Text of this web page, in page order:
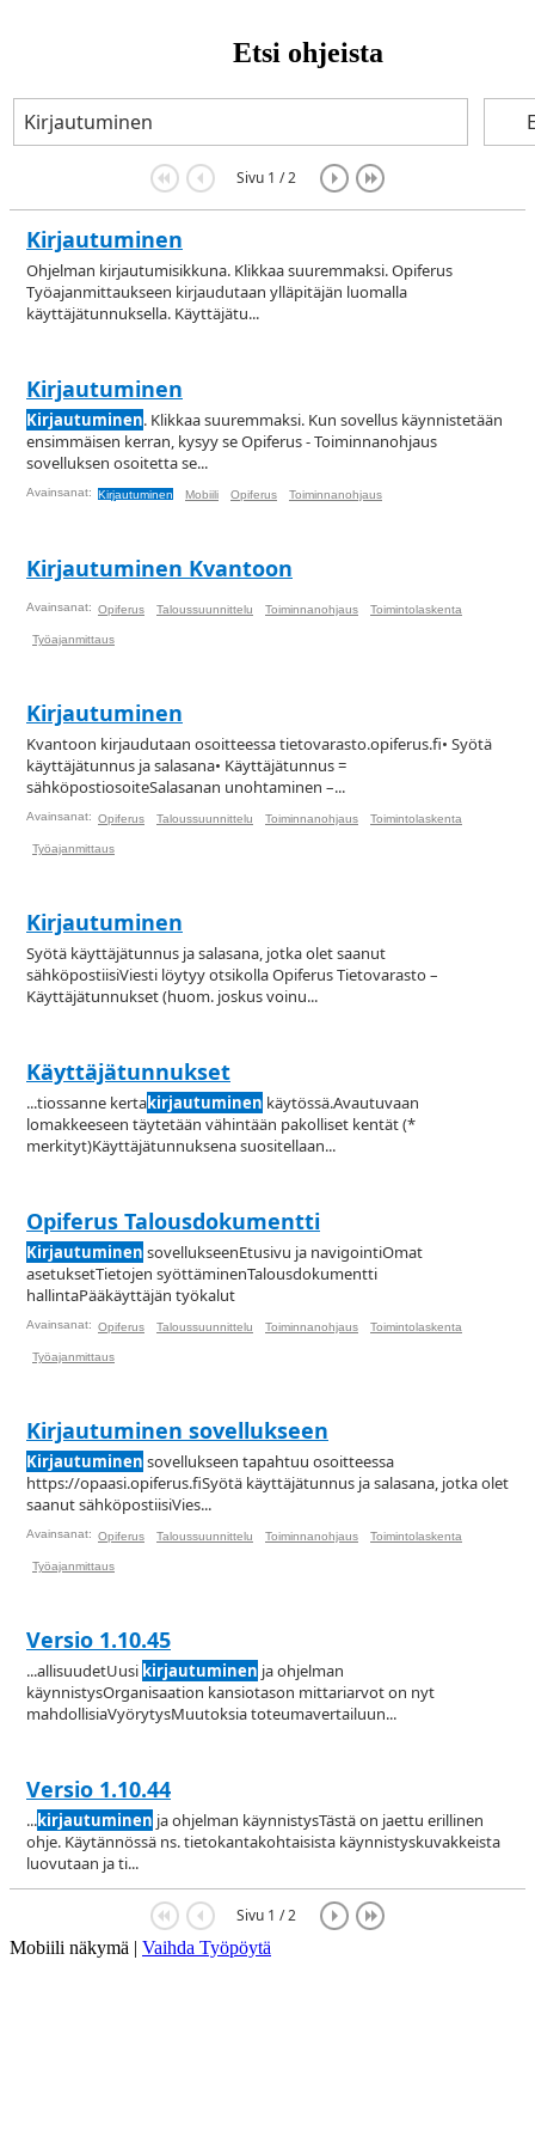
Etsi ohjeista
Sivu 1 / 2
Kirjautuminen
Ohjelman kirjautumisikkuna. Klikkaa suuremmaksi. Opiferus
Työajanmittaukseen kirjaudutaan ylläpitäjän luomalla
käyttäjätunnuksella. Käyttäjätu...
Kirjautuminen
Kirjautuminen. Klikkaa suuremmaksi. Kun sovellus käynnistetään
ensimmäisen kerran, kysyy se Opiferus - Toiminnanohjaus
sovelluksen osoitetta se...
Avainsanat: Kirjautuminen Mobiili Opiferus Toiminnanohjaus
Kirjautuminen Kvantoon
Avainsanat: Opiferus Taloussuunnittelu Toiminnanohjaus Toimintolaskenta
Työajanmittaus
Kirjautuminen
Kvantoon kirjaudutaan osoitteessa tietovarasto.opiferus.fi• Syötä
käyttäjätunnus ja salasana• Käyttäjätunnus =
sähköpostiosoiteSalasanan unohtaminen –...
Avainsanat: Opiferus Taloussuunnittelu Toiminnanohjaus Toimintolaskenta
Työajanmittaus
Kirjautuminen
Syötä käyttäjätunnus ja salasana, jotka olet saanut
sähköpostiisiViesti löytyy otsikolla Opiferus Tietovarasto –
Käyttäjätunnukset (huom. joskus voinu...
Käyttäjätunnukset
...tiossanne kertakirjautuminen käytössä.Avautuvaan
lomakkeeseen täytetään vähintään pakolliset kentät (*
merkityt)Käyttäjätunnuksena suositellaan...
Opiferus Talousdokumentti
Kirjautuminen sovellukseenEtusivu ja navigointiOmat
asetuksetTietojen syöttäminenTalousdokumentti
hallintaPääkäyttäjän työkalut
Avainsanat: Opiferus Taloussuunnittelu Toiminnanohjaus Toimintolaskenta
Työajanmittaus
Kirjautuminen sovellukseen
Kirjautuminen sovellukseen tapahtuu osoitteessa
https://opaasi.opiferus.fiSyötä käyttäjätunnus ja salasana, jotka olet
saanut sähköpostiisiVies...
Avainsanat: Opiferus Taloussuunnittelu Toiminnanohjaus Toimintolaskenta
Työajanmittaus
Versio 1.10.45
...allisuudetUusi kirjautuminen ja ohjelman
käynnistysOrganisaation kansiotason mittariarvot on nyt
mahdollisiaVyörytysMuutoksia toteumavertailuun...
Versio 1.10.44
...kirjautuminen ja ohjelman käynnistysTästä on jaettu erillinen
ohje. Käytännössä ns. tietokantakohtaisista käynnistyskuvakkeista
luovutaan ja ti...
Sivu 1 / 2
Mobiili näkymä | Vaihda Työpöytä